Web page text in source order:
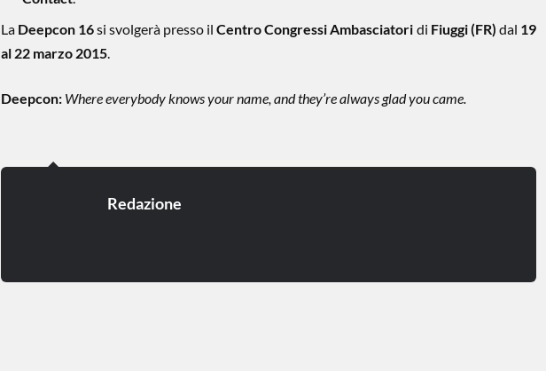
La Deepcon 16si svolgerà presso ilCentro Congressi Ambasciatori di Fiuggi (FR) dal 19
al 22 marzo 2015.
Deepcon: Where everybody knows your name, and they’re always glad you came.
Redazione